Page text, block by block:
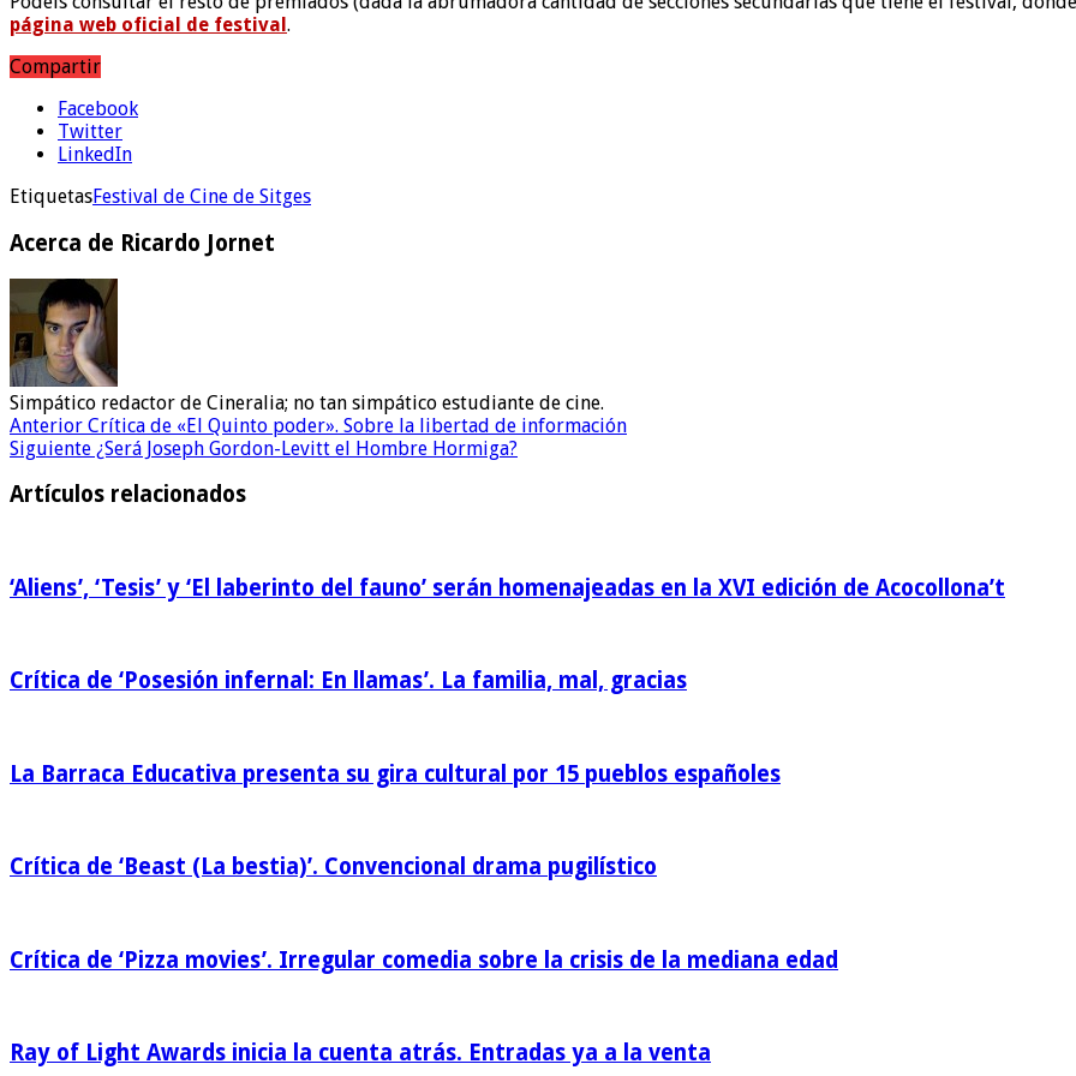
página web oficial de festival .
Compartir
Facebook
Twitter
LinkedIn
EtiquetasFestival de Cine de Sitges
Acerca de Ricardo Jornet
Simpático redactor de Cineralia; no tan simpático estudiante de cine.
Anterior Crítica de «El Quinto poder». Sobre la libertad de información
Siguiente ¿Será Joseph Gordon-Levitt el Hombre Hormiga?
Artículos relacionados
‘Aliens’, ‘Tesis’ y ‘El laberinto del fauno’ serán homenajeadas en la XVI edición de Acocollona’t
Crítica de ‘Posesión infernal: En llamas’. La familia, mal, gracias
La Barraca Educativa presenta su gira cultural por 15 pueblos españoles
Crítica de ‘Beast (La bestia)’. Convencional drama pugilístico
Crítica de ‘Pizza movies’. Irregular comedia sobre la crisis de la mediana edad
Ray of Light Awards inicia la cuenta atrás. Entradas ya a la venta